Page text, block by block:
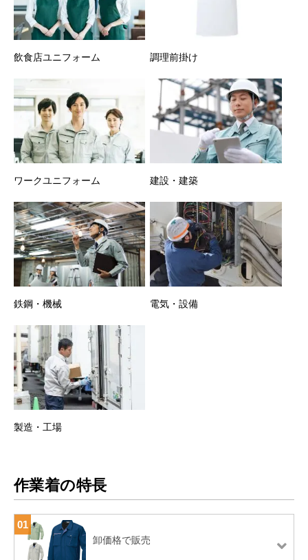
飲食店ユニフォーム 調理前掛け
ワークユニフォーム 建設・建築
鉄鋼・機械 電気・設備
製造・工場
作業着の特長
01
卸価格で販売